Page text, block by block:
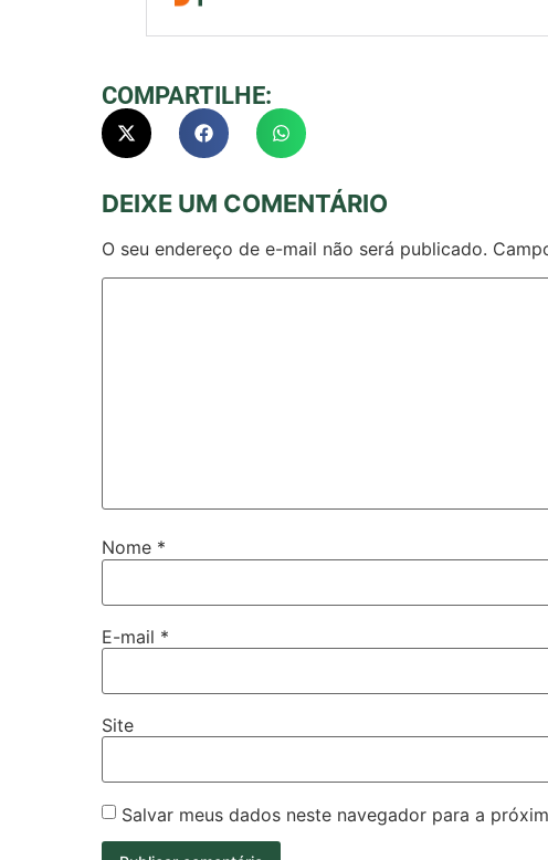
COMPARTILHE:
DEIXE UM COMENTÁRIO
O seu endereço de e-mail não será publicado.
Nome *
E-mail *
Site
Salvar meus dados neste navegador para a